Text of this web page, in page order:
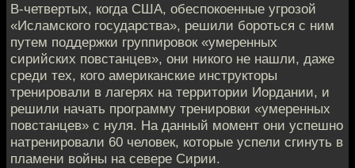
В-четвертых, когда США, обеспокоенные угрозой
«Исламского государства», решили бороться с ним
путем поддержки группировок «умеренных
сирийских повстанцев», они никого не нашли, даже
среди тех, кого американские инструкторы
тренировали в лагерях на территории Иордании, и
решили начать программу тренировки «умеренных
повстанцев» с нуля. На данный момент они успешно
натренировали 60 человек, которые успели сгинуть в
пламени войны на севере Сирии.